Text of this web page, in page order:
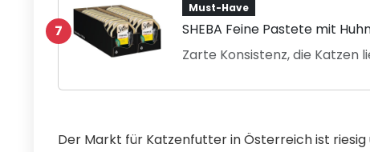
7
Must-Have
SHEBA Feine Pastete mit
Zarte Konsistenz, die Katzen
Der Markt für Katzenfutter in Österreich ist